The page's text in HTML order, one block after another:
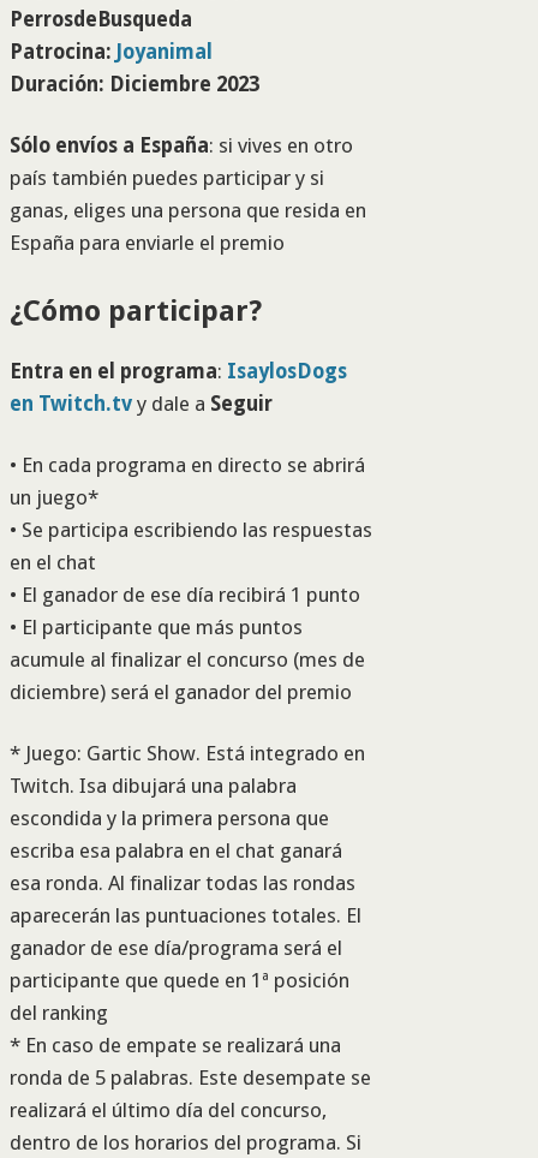
PerrosdeBusqueda
Patrocina: Joyanimal
Duración: Diciembre 2023
Sólo envíos a España: si vives en otro
país también puedes participar y si
ganas, eliges una persona que resida en
España para enviarle el premio
¿Cómo participar?
Entra en el programa: IsaylosDogs
en Twitch.tvy dale a Seguir
• En cada programa en directo se abrirá
un juego*
• Se participa escribiendo las respuestas
en el chat
• El ganador de ese día recibirá 1 punto
• El participante que más puntos
acumule al finalizar el concurso (mes de
diciembre) será el ganador del premio
* Juego: Gartic Show. Está integrado en
Twitch. Isa dibujará una palabra
escondida y la primera persona que
escriba esa palabra en el chat ganará
esa ronda. Al finalizar todas las rondas
aparecerán las puntuaciones totales. El
ganador de ese día/programa será el
participante que quede en 1ª posición
del ranking
* En caso de empate se realizará una
ronda de 5 palabras. Este desempate se
realizará el último día del concurso,
dentro de los horarios del programa. Si